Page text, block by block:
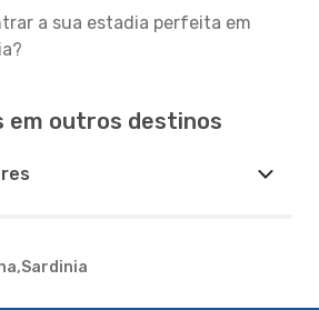
a sua estadia perfeita em
em outros destinos